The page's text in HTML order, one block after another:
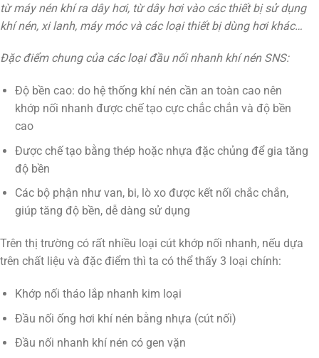
từ máy nén khí ra dây hơi, từ dây hơi vào các thiết bị sử dụng
khí nén, xi lanh, máy móc và các loại thiết bị dùng hơi khác…
Đặc điểm chung của các loại đầu nối nhanh khí nén SNS:
Độ bền cao: do hệ thống khí nén cần an toàn cao nên
khớp nối nhanh được chế tạo cực chắc chắn và độ bền
cao
Được chế tạo bằng thép hoặc nhựa đặc chủng để gia tăng
độ bền
Các bộ phận như van, bi, lò xo được kết nối chắc chắn,
giúp tăng độ bền, dễ dàng sử dụng
Trên thị trường có rất nhiều loại cút khớp nối nhanh, nếu dựa
trên chất liệu và đặc điểm thì ta có thể thấy 3 loại chính:
Khớp nối tháo lắp nhanh kim loại
Đầu nối ống hơi khí nén bằng nhựa (cút nối)
Đầu nối nhanh khí nén có gen vặn